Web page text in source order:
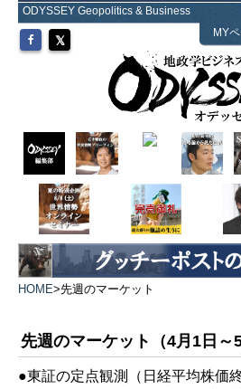
ODYSSEY Geopolitics & Business
MY
HOME>先週のマーケット
先週のマーケット（4月1日～5
●東証の定点観測（日経平均株